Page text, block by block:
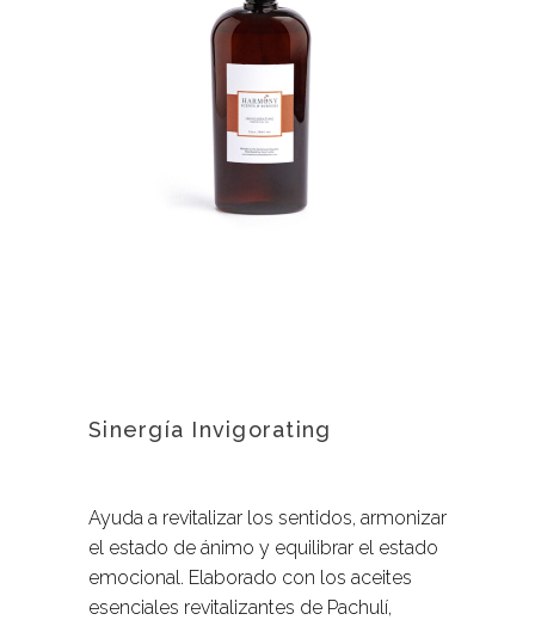
Sinergía Invigorating
Ayuda a revitalizar los sentidos, armonizar
el estado de ánimo y equilibrar el estado
emocional. Elaborado con los aceites
esenciales revitalizantes de Pachulí,